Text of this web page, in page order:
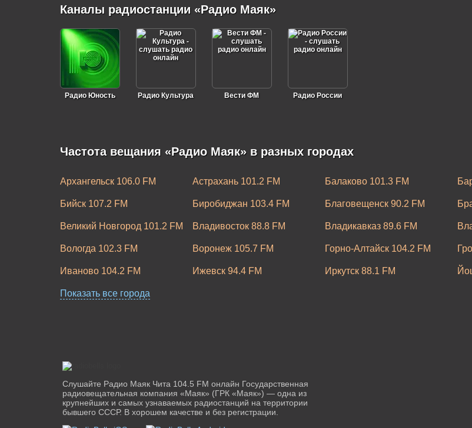
Каналы радиостанции «Радио Маяк»
Радио Юность Радио Культура Вести ФМ Радио России
Частота вещания «Радио Маяк» в разных городах
Архангельск 106.0 FM Астрахань 101.2 FM Балаково 101.3 FM
Бийск 107.2 FM Биробиджан 103.4 FM Благовещенск 90.2 FM
Великий Новгород 101.2 FM Владивосток 88.8 FM Владикавказ 89.6 FM
Вологда 102.3 FM Воронеж 105.7 FM Горно-Алтайск 104.2 FM
Иваново 104.2 FM Ижевск 94.4 FM Иркутск 88.1 FM
Калининград 102.5 FM
Магнитогорск 101.8 FM
Набережные Челны 99.4 FM Нальчик 101.1 FM
Нижний Тагил 99.6 FM Новозыбков 102.9 FM
Показать все города
Слушайте Радио Маяк Чита 104.5 FM онлайн Государственная
радиовещательная компания «Маяк» (ГРК «Маяк») — одна из
крупнейших и самых узнаваемых радиостанций на территории
бывшего СССР. В хорошем качестве и без регистрации.